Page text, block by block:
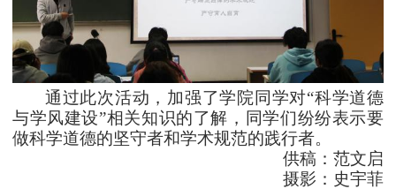
通过此次活动，加强了学院同学对“科学道德
与学风建设”相关知识的了解 ， 同学们纷纷表示要
做科学道德的坚守者和学术规范的践行者。
供稿：范文启
摄影：史宇菲